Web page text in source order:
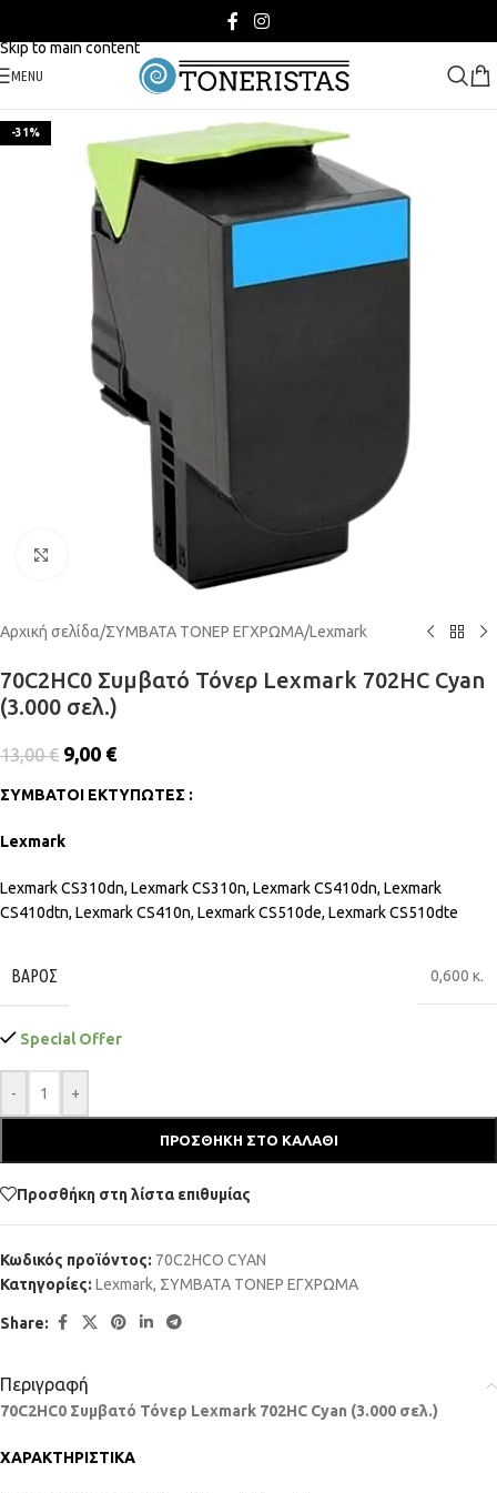
Skip to main content
MENU
-31%
Click to enlarge
Αρχική σελίδα/ΣΥΜΒΑΤΑ ΤΟΝΕΡ ΕΓΧΡΩΜΑ/Lexmark
70C2HC0 Συμβατό Τόνερ Lexmark 702HC Cyan
(3.000 σελ.)
13,00€ 9,00 €
ΣΥΜΒΑΤΟΙ ΕΚΤΥΠΩΤΕΣ :
Lexmark
Lexmark CS310dn, Lexmark CS310n, Lexmark CS410dn, Lexmark
CS410dtn, Lexmark CS410n, Lexmark CS510de, Lexmark CS510dte
ΒΆΡΟΣ 0,600 κ.
Special Offer
- +
ΠΡΟΣΘΉΚΗ ΣΤΟ ΚΑΛΆΘΙ
Προσθήκη στη λίστα επιθυμίας
Κωδικός προϊόντος: 70C2HCO CYAN
Κατηγορίες: Lexmark, ΣΥΜΒΑΤΑ ΤΟΝΕΡ ΕΓΧΡΩΜΑ
Share:
Περιγραφή
70C2HC0 Συμβατό Τόνερ Lexmark 702HC Cyan (3.000 σελ.)
ΧΑΡΑΚΤΗΡΙΣΤΙΚΑ